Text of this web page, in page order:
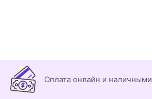
Оплата онлайн и наличными